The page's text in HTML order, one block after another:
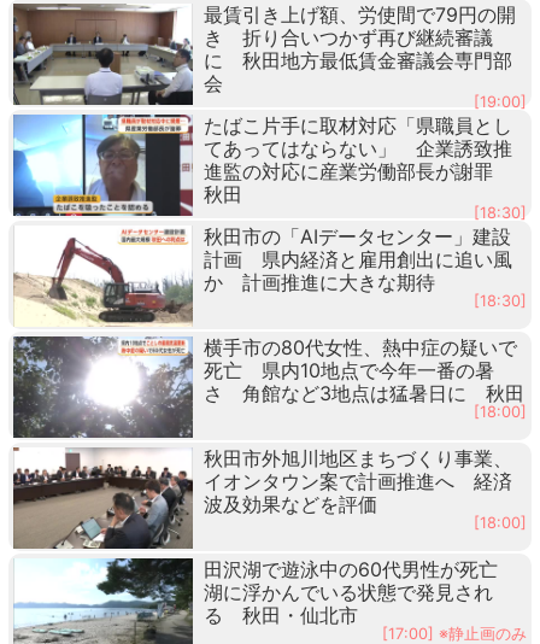
最賃引き上げ額、労使間で79円の開
き 折り合いつかず再び継続審議
に 秋田地方最低賃金審議会専門部
会
[19:00]
たばこ片手に取材対応「県職員とし
てあってはならない」 企業誘致推
進監の対応に産業労働部長が謝罪
秋田
[18:30]
秋田市の「AIデータセンター」建設
計画 県内経済と雇用創出に追い風
か 計画推進に大きな期待
[18:30]
横手市の80代女性、熱中症の疑いで
死亡 県内10地点で今年一番の暑
さ 角館など3地点は猛暑日に 秋田
[18:00]
秋田市外旭川地区まちづくり事業、
イオンタウン案で計画推進へ 経済
波及効果などを評価
[18:00]
田沢湖で遊泳中の60代男性が死亡
湖に浮かんでいる状態で発見され
る 秋田・仙北市
[17:00] ※静止画のみ